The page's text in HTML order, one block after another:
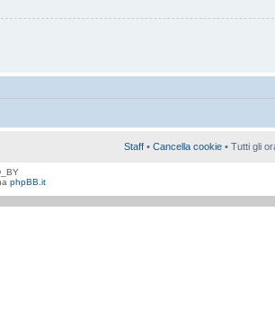
Staff • Cancella cookie • Tutti gli
phpBB.it